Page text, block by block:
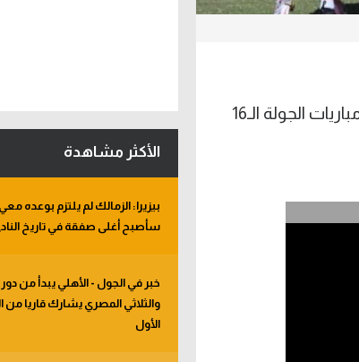
حقق أبو قير للأسمدة فوزًا كبيرًا على المقاولون العرب متصدر الترتيب ضمن مباريات الجولة الـ16
الأكثر مشاهدة
بيزيرا: الزمالك لم يلتزم بوعده
سأصبح أغلى صفقة في تاريخ
والثلاثي المصري يشارك قاريا من
الأول